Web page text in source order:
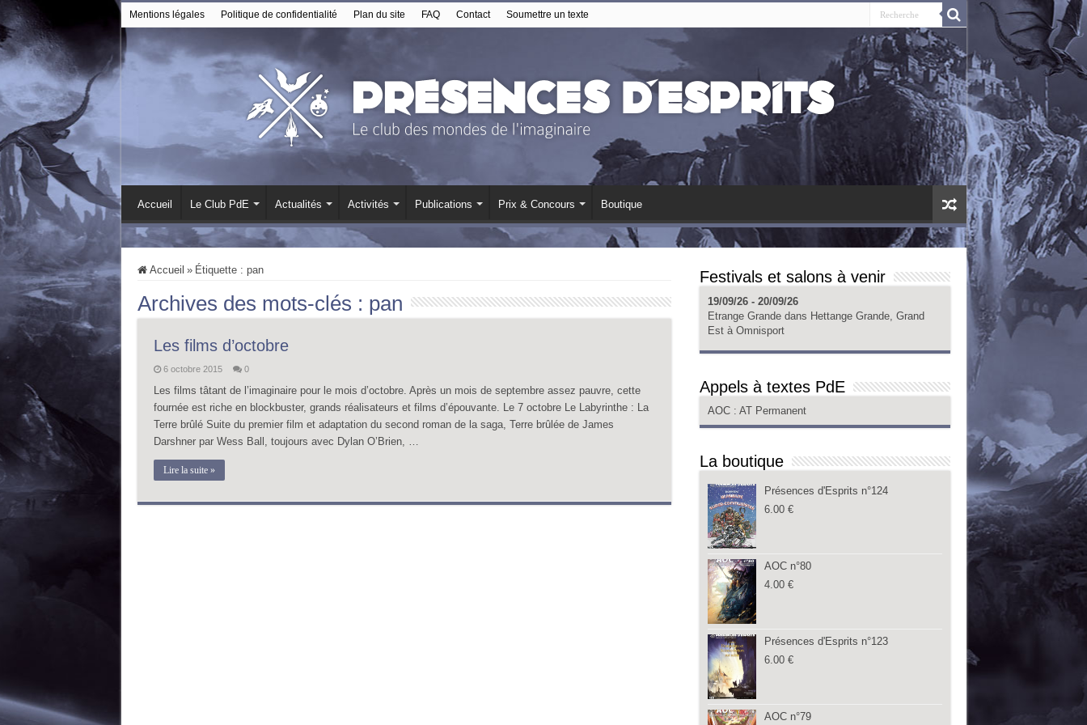
Mentions légales Politique de confidentialité Plan du site FAQ Contact Soumettre un texte
Accueil Le Club PdE Actualités Activités Publications Prix & Concours Boutique
Accueil » Étiquette : pan
Archives des mots-clés : pan
Les films d’octobre
6 octobre 2015 0
Les films tâtant de l’imaginaire pour le mois d’octobre. Après un mois de septembre assez pauvre, cette
fournée est riche en blockbuster, grands réalisateurs et films d’épouvante. Le 7 octobre Le Labyrinthe : La
Terre brûlé Suite du premier film et adaptation du second roman de la saga, Terre brûlée de James
Darshner par Wess Ball, toujours avec Dylan O’Brien, …
Lire la suite »
Festivals et salons à venir
19/09/26 - 20/09/26
Etrange Grande dans Hettange Grande, Grand
Est à Omnisport
Appels à textes PdE
AOC : AT Permanent
La boutique
Présences d'Esprits n°124
6.00 €
AOC n°80
4.00 €
Présences d'Esprits n°123
6.00 €
AOC n°79